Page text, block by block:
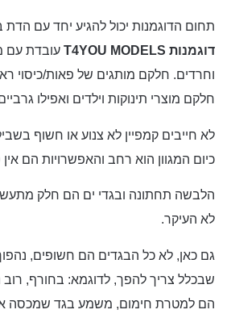
תחום הדוגמנות יכול להגיע יחד עם הדת
דוגמנות T4YOU MODELS עובדת עם
וחרדים. חלקם מותגים של פאות/כיסוי
חלקם מוצרי תינוקות וילדים ואפילו
לא חייבים קמפיין לא צנוע או חשוף
כיום המגוון הוא רחב והאפשרויות הם אין
הלבשה תחתונה ובגדי ים הם חלק
לא העיקר.
גם כאן, לא כל הבגדים הם חשופים,
שבכלל צריך להפך, לדוגמא: בחורף,
הם למטרת חימום, משמע בגד שמכסה את